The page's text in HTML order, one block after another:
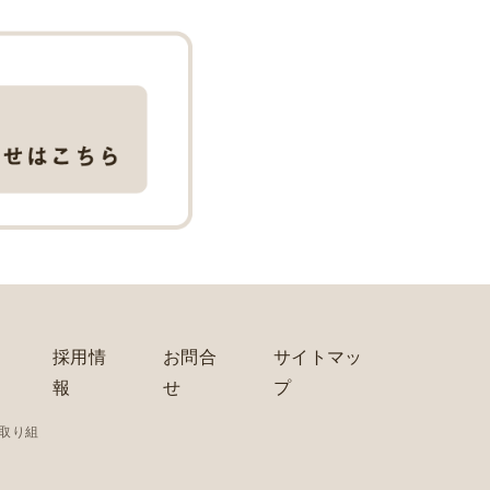
り組
採用情
報
お問合
せ
サイトマッ
プ